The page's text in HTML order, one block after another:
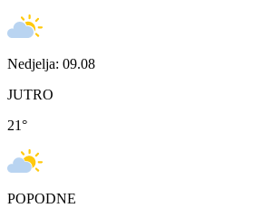
Nedjelja: 09.08
JUTRO
21°
POPODNE